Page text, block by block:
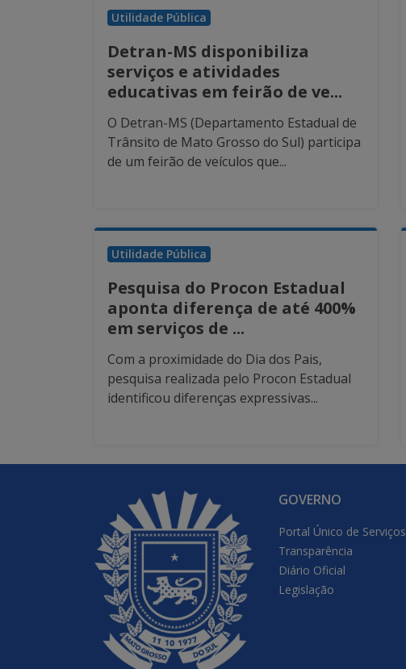
Utilidade Pública
Detran-MS disponibiliza
serviços e atividades
educativas em feirão de ve...
O Detran-MS (Departamento Estadual de
Trânsito de Mato Grosso do Sul) participa
de um feirão de veículos que...
Utilidade Pública
Pesquisa do Procon Estadual
aponta diferença de até 400%
em serviços de ...
Com a proximidade do Dia dos Pais,
pesquisa realizada pelo Procon Estadual
identificou diferenças expressivas...
GOVERNO
Portal Único de Serviços
Transparência
Diário Oficial
Legislação